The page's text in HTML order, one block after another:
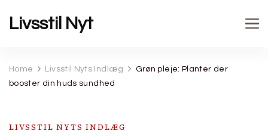
Livsstil Nyt
Home Livsstil Nyts Indlæg
Grøn pleje: Planter der
booster din huds sundhed
LIVSSTIL NYTS INDLÆG